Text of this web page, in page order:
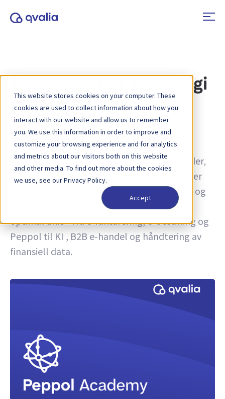
This website stores cookies on your computer. These
cookies are used to collect information about how you
interact with our website and allow us to remember
you. We use this information in order to improve and
customize your browsing experience and for analytics
and metrics about our visitors both on this website
and other media. To find out more about the cookies
we use, see our Privacy Policy.
Accept
Transaksjoner, teknologi
og trender
Tag:
Innsikt i transaksjoner, teknologier og trender,
samt nyheter om produktoppdateringer. Lær
mer om hvordan du kan forbedre prosesser og
hvordan du kan bruke transaksjonsdata for
optimal drift – fra e-fakturering, e-bestilling og
Peppol til KI , B2B e-handel og håndtering av
finansiell data.